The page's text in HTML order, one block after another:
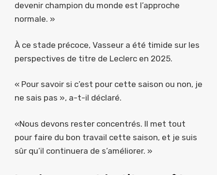
devenir champion du monde est l’approche
normale. »
À ce stade précoce, Vasseur a été timide sur les
perspectives de titre de Leclerc en 2025.
« Pour savoir si c’est pour cette saison ou non, je
ne sais pas », a-t-il déclaré.
«Nous devons rester concentrés. Il met tout
pour faire du bon travail cette saison, et je suis
sûr qu’il continuera de s’améliorer. »